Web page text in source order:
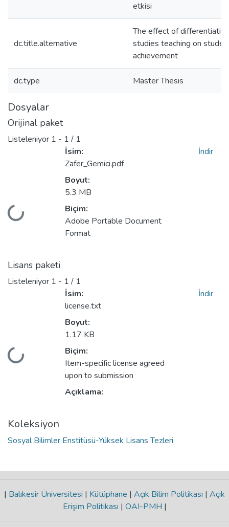
etkisi
dc.title.alternative
The effect of
studies teaching on
achievement
dc.type Master Thesis
Dosyalar
Orijinal paket
Listeleniyor 1 - 1 / 1
İsim:
Zafer_Gemici.pdf
Boyut:
5.3 MB
Biçim:
Adobe Portable Document
Format
İndir
Lisans paketi
Listeleniyor 1 - 1 / 1
İsim:
license.txt
Boyut:
1.17 KB
Biçim:
Item-specific license agreed
upon to submission
Açıklama:
İndir
Koleksiyon
Sosyal Bilimler Enstitüsü-Yüksek Lisans Tezleri
| Balıkesir Üniversitesi | Kütüphane | Açık Bilim Politikası | Açık
Erişim Politikası | OAI-PMH |